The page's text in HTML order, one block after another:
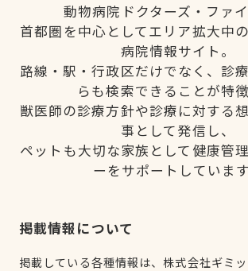
動物病院ドクターズ・ファイ
首都圏を中心としてエリア拡大中
病院情報サイト。
路線・駅・行政区だけでなく、診
らも検索できることが特徴
獣医師の診療方針や診療に対する
事として発信し、
ペットも大切な家族として健康管
ーをサポートしています
掲載情報について
掲載している各種情報は、株式会社ギミ